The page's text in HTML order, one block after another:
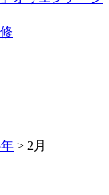
> 2月